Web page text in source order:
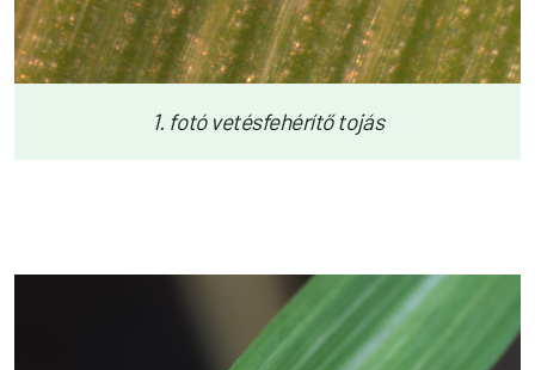
1. fotó vetésfehérítő tojás